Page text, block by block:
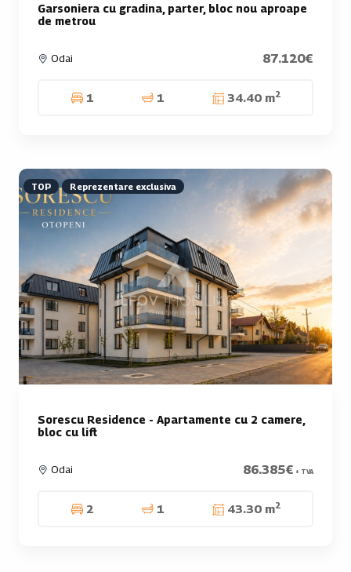
Garsoniera cu gradina, parter, bloc nou aproape
de metrou
Odai 87.120€
1 1 34.40 m2
TOP Reprezentare exclusiva
Sorescu Residence - Apartamente cu 2 camere,
bloc cu lift
Odai 86.385€ + TVA
2 1 43.30 m2